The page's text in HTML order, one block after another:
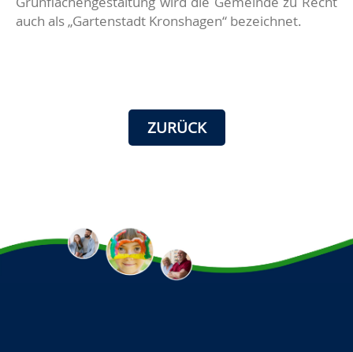
auch als „Gartenstadt Kronshagen“ bezeichnet.
ZURÜCK